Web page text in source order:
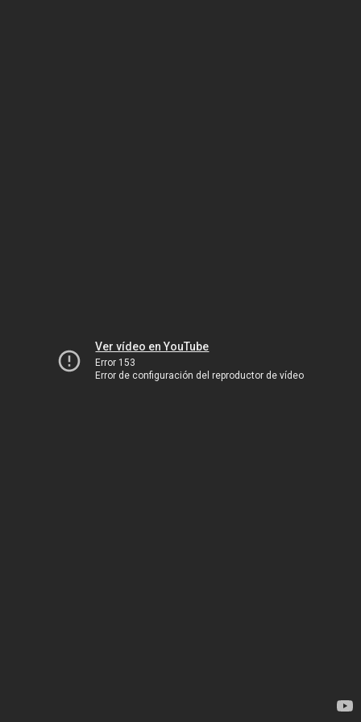
Ver vídeo en YouTube
Error 153
Error de configuración del reproductor de vídeo